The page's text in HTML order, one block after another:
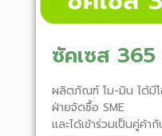
ซัคเซส
ผลิตภัณฑ์ โม-มิน ได้มีโ
ฝ่ายจัดซื้อ SME
และได้เข้าร่วมเป็นคู่ค้